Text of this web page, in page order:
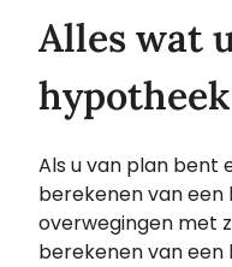
Alles wat
Als u van plan bent
berekenen van
overwegingen met
berekenen van een